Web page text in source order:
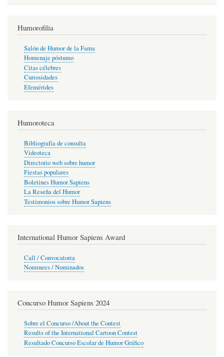
Humorofilia
Salón de Humor de la Fama
Homenaje póstumo
Citas célebres
Curiosidades
Efemérides
Humoroteca
Bibliografía de consulta
Videoteca
Directorio web sobre humor
Fiestas populares
Boletines Humor Sapiens
La Reseña del Humor
Testimonios sobre Humor Sapiens
International Humor Sapiens Award
Call / Convocatoria
Nominees / Nominados
Concurso Humor Sapiens 2024
Sobre el Concurso /About the Contest
Results of the International Cartoon Contest
Resultado Concurso Escolar de Humor Gráfico